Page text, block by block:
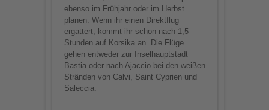
ebenso im Frühjahr oder im Herbst
planen. Wenn ihr einen Direktflug
ergattert, kommt ihr schon nach 1,5
Stunden auf Korsika an. Die Flüge
gehen entweder zur Inselhauptstadt
Bastia oder nach Ajaccio bei den weißen
Stränden von Calvi, Saint Cyprien und
Saleccia.